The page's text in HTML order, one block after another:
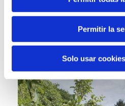
Permitir la
Solo usar
Reflexionamos sobre el
democracia ante los